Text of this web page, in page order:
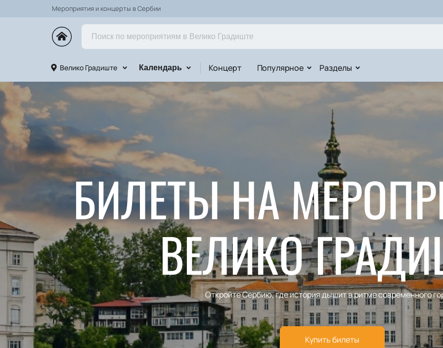
Мероприятия и концерты в Сербии
Велико Градиште Календарь Концерт Популярное Разделы
БИЛЕТЫ НА
ВЕЛИКО
Откройте Сербию, где история дышит в ритме современного
Купить билеты